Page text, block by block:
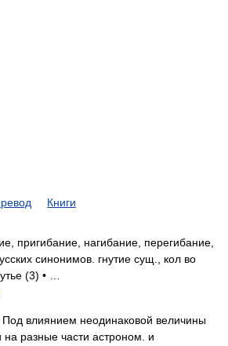
Книги
пригибание, нагибание, перегибание,
синонимов. гнутие сущ., кол во
(3) • …
влиянием неодинаковой величины
на разные части астроном. и